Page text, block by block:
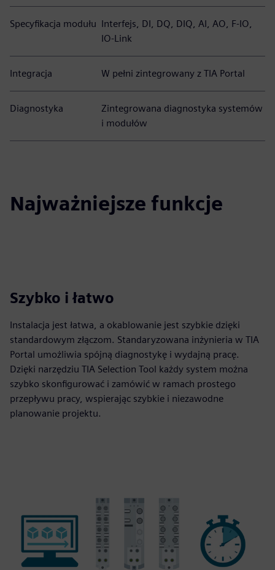
Specyfikacja modułu Interfejs, DI, DQ, DIQ, AI, AO, F-IO,
IO-Link
Integracja W pełni zintegrowany z TIA Portal
Diagnostyka
Zintegrowana diagnostyka systemów
i modułów
Najważniejsze funkcje
Szybko i łatwo
Instalacja jest łatwa, a okablowanie jest szybkie dzięki
standardowym złączom. Standaryzowana inżynieria w TIA
Portal umożliwia spójną diagnostykę i wydajną pracę.
Dzięki narzędziu TIA Selection Tool każdy system można
szybko skonfigurować i zamówić w ramach prostego
przepływu pracy, wspierając szybkie i niezawodne
planowanie projektu.